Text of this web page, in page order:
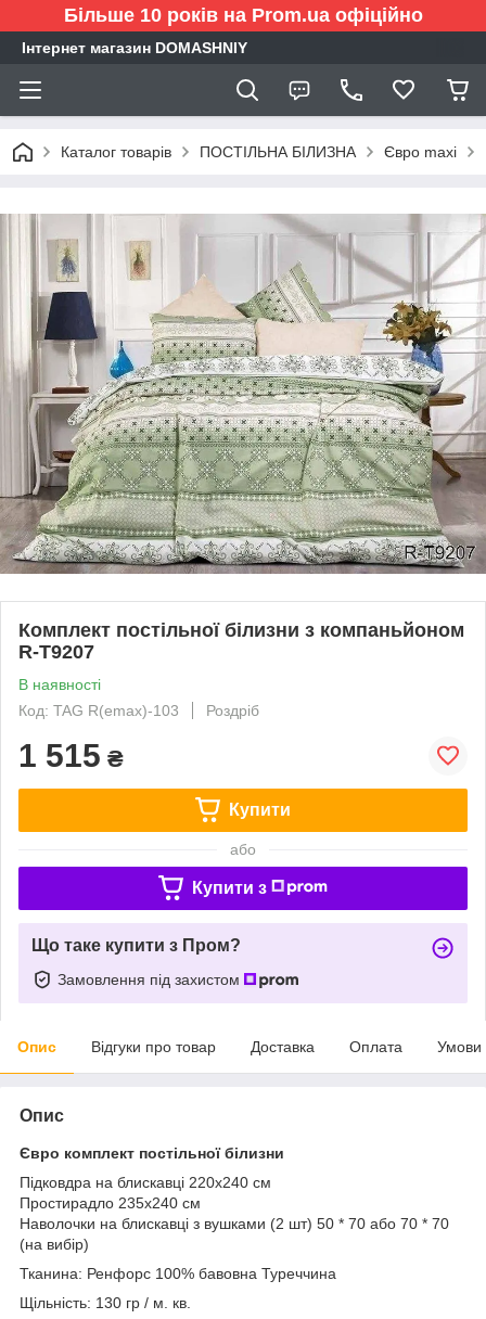
Більше 10 років на Prom.ua офіційно
Інтернет магазин DOMASHNIY
Каталог товарів ПОСТІЛЬНА БІЛИЗНА Євро maxi
Комплект постільної білизни з компаньйоном
R-T9207
В наявності
Код: TAG R(emax)-103
Роздріб
1 515 ₴
Купити
або
Купити з
Що таке купити з Пром?
Замовлення під захистом
Опис Відгуки про товар Доставка Оплата Умови
Опис
Євро комплект постільної білизни
Підковдра на блискавці 220x240 см
Простирадло 235x240 см
Наволочки на блискавці з вушками (2 шт) 50 * 70 або 70 * 70
(на вибір)
Тканина: Ренфорс 100% бавовна Туреччина
Щільність: 130 гр / м. кв.